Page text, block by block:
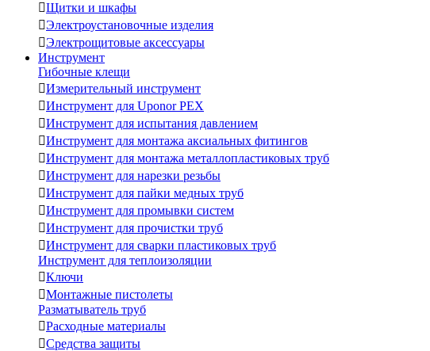
Щитки и шкафы
Электроустановочные изделия
Электрощитовые аксессуары
Инструмент
Гибочные клещи
Измерительный инструмент
Инструмент для Uponor PEX
Инструмент для испытания давлением
Инструмент для монтажа аксиальных фитингов
Инструмент для монтажа металлопластиковых труб
Инструмент для нарезки резьбы
Инструмент для пайки медных труб
Инструмент для промывки систем
Инструмент для прочистки труб
Инструмент для сварки пластиковых труб
Инструмент для теплоизоляции
Ключи
Монтажные пистолеты
Разматыватель труб
Расходные материалы
Средства защиты